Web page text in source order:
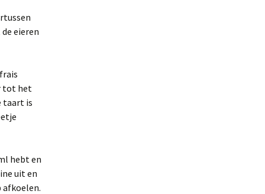
eieren
tot het
taart is
hebt en
uit en
afkoelen.